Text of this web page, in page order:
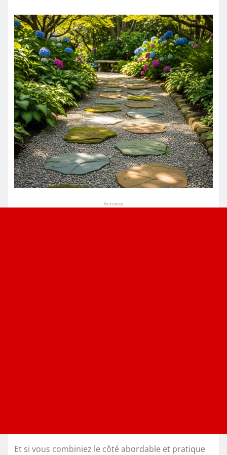
Annonce
Et si vous combiniez le côté abordable et pratique